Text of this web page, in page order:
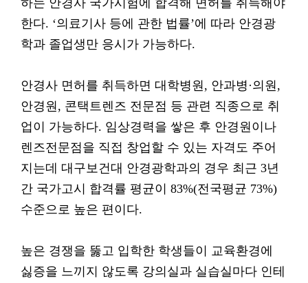
하는 안경사 국가시험에 합격해 면허를 취득해야
한다. ‘의료기사 등에 관한 법률’에 따라 안경광
학과 졸업생만 응시가 가능하다.
안경사 면허를 취득하면 대학병원, 안과병·의원,
안경원, 콘택트렌즈 전문점 등 관련 직종으로 취
업이 가능하다. 임상경력을 쌓은 후 안경원이나
렌즈전문점을 직접 창업할 수 있는 자격도 주어
지는데 대구보건대 안경광학과의 경우 최근 3년
간 국가고시 합격률 평균이 83%(전국평균 73%)
수준으로 높은 편이다.
높은 경쟁을 뚫고 입학한 학생들이 교육환경에
싫증을 느끼지 않도록 강의실과 실습실마다 인테